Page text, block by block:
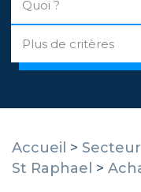
Accueil >
St Raphael >